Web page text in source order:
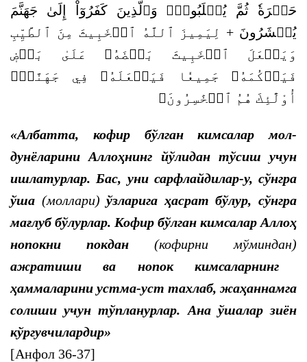
حَسۡرَةٗ ثُمَّ يُغۡلَبُونَۗ وَٱلَّذِينَ كَفَرُوٓاْ إِلَىٰ جَهَنَّمَ
يُحۡشَرُونَ + لِيَمِيزَ ٱللَّهُ ٱلۡخَبِيثَ مِنَ ٱلطَّيِّبِ
وَيَجۡعَلَ ٱلۡخَبِيثَ بَعۡضَهُۥ عَلَىٰ بَعۡضٖ
فَيَرۡكُمَهُۥ جَمِيعٗا فَيَجۡعَلَهُۥ فِي جَهَنَّمَۚ
أُوْلَٰٓئِكَ هُمُ ٱلۡخَٰسِرُونَ﴾
«Албатта, кофир бўлган кимсалар мол-
дунёларини Аллоҳнинг йўлидан тўсиш учун
ишлатурлар. Бас, уни сарфлайдилар-у, сўнгра
ўша (моллари) ўзларига ҳасрат бўлур, сўнгра
мағлуб бўлурлар. Кофир бўлган кимсалар Аллоҳ
нопокни покдан (кофирни мўминдан)
ажратиши ва нопок кимсаларнинг
ҳаммаларини устма-уст тахлаб, жаҳаннамга
солиши учун тўпланурлар. Ана ўшалар зиён
кўргувчилардир»
[Анфол 36-37]